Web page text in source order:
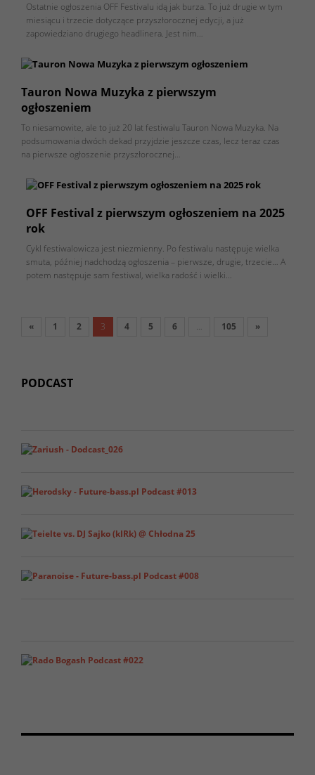
Ostatnie ogłoszenia OFF Festivalu idą jak burza. To już drugie w tym
miesiącu i trzecie dotyczące przyszłorocznej edycji, a już
zapowiedziano drugiego headlinera. Jest nim…
Tauron Nowa Muzyka z pierwszym
ogłoszeniem
To niesamowite, ale to już 20 lat festiwalu Tauron Nowa Muzyka. Na
podsumowania dwóch dekad przyjdzie jeszcze czas, lecz teraz czas
na pierwsze ogłoszenie przyszłorocznej…
OFF Festival z pierwszym ogłoszeniem na 2025
rok
Cykl festiwalowicza jest niezmienny. Po festiwalu następuje wielka
smuta, później nadchodzą ogłoszenia – pierwsze, drugie, trzecie… A
potem następuje sam festiwal, wielka radość i wielki…
« 1 2 3 4 5 6 … 105 »
PODCAST